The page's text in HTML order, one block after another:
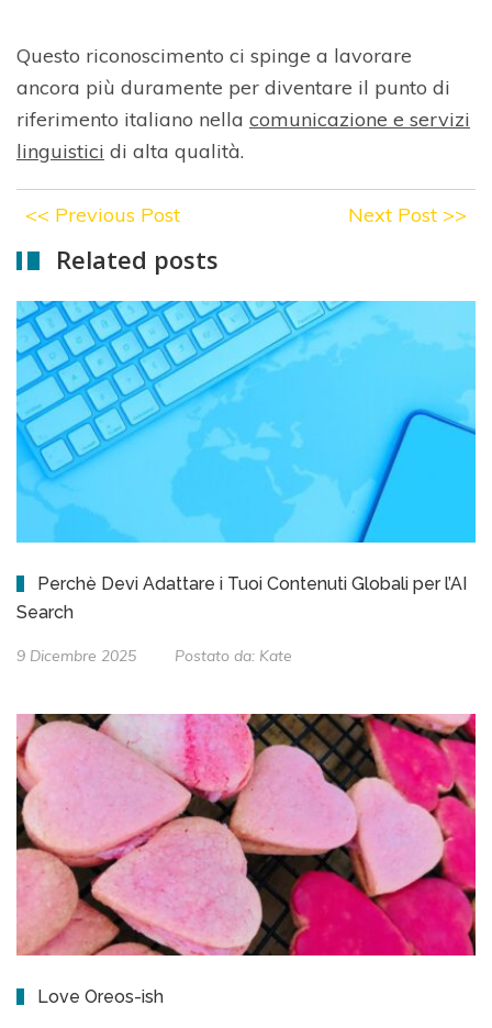
Questo riconoscimento ci spinge a lavorare
ancora più duramente per diventare il punto di
riferimento italiano nella comunicazione e servizi
linguistici di alta qualità.
<< Previous Post Next Post >>
Related posts
Perchè Devi Adattare i Tuoi Contenuti Globali per l’AI
Search
9 Dicembre 2025 Postato da: Kate
Love Oreos-ish